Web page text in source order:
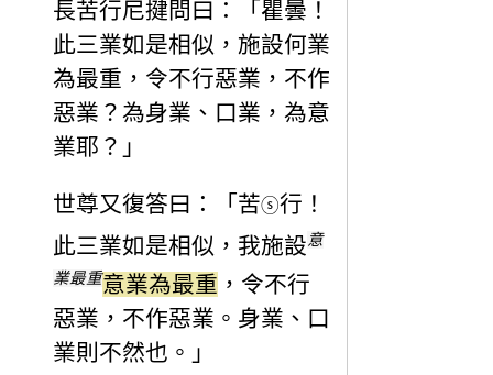
長苦行尼揵問曰：「瞿曇！
此三業如是相似，施設何業
為最重，令不行惡業，不作
惡業？為身業、口業，為意
業耶？」
世尊又復答曰：「苦ⓢ行！
此三業如是相似，我施設意
業最重意業為最重 ，令不行
惡業，不作惡業。身業、口
業則不然也。」